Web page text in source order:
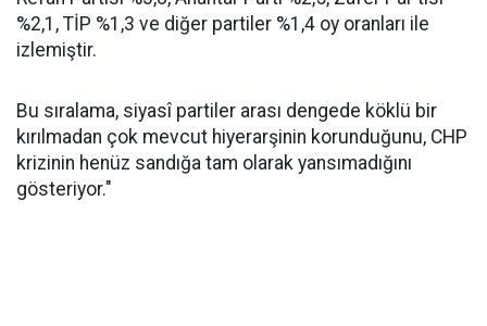
%2,1, TİP %1,3 ve diğer partiler %1,4 oy oranları ile
izlemiştir.
Bu sıralama, siyasî partiler arası dengede köklü bir
kırılmadan çok mevcut hiyerarşinin korunduğunu, CHP
krizinin henüz sandığa tam olarak yansımadığını
gösteriyor."